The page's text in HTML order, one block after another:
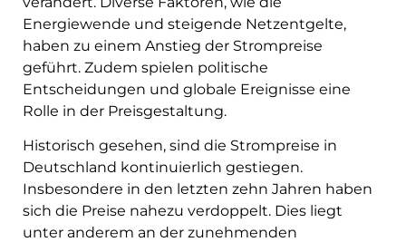
Energiewende und steigende Netzentgelte,
haben zu einem Anstieg der Strompreise
geführt. Zudem spielen politische
Entscheidungen und globale Ereignisse eine
Rolle in der Preisgestaltung.
Historisch gesehen, sind die Strompreise in
Deutschland kontinuierlich gestiegen.
Insbesondere in den letzten zehn Jahren haben
sich die Preise nahezu verdoppelt. Dies liegt
unter anderem an der zunehmenden